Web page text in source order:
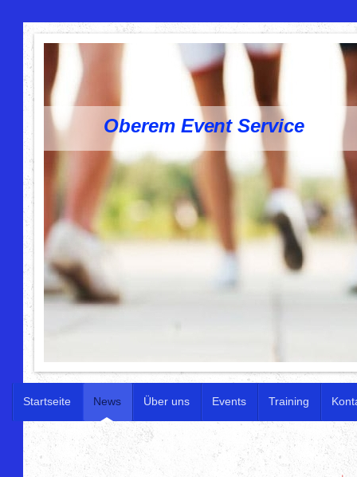
Oberem Event Service
Startseite News Über uns Events Training